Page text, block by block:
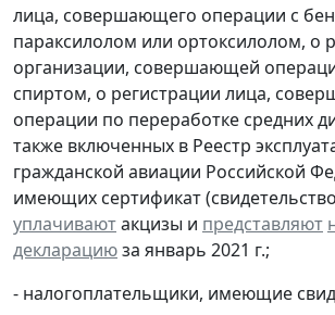
лица, совершающего операции с
параксилолом или ортоксилолом, о
организации, совершающей
спиртом, о регистрации лица,
операции по переработке средних
также включенных в Реестр
гражданской авиации Российской
имеющих сертификат
уплачиваютакцизы и представляют
декларациюза январь 2021 г.;
- налогоплательщики, имеющие